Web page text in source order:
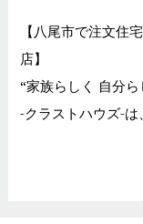
【八尾市で注文住
店】
“家族らしく 自分
-クラストハウズ-は